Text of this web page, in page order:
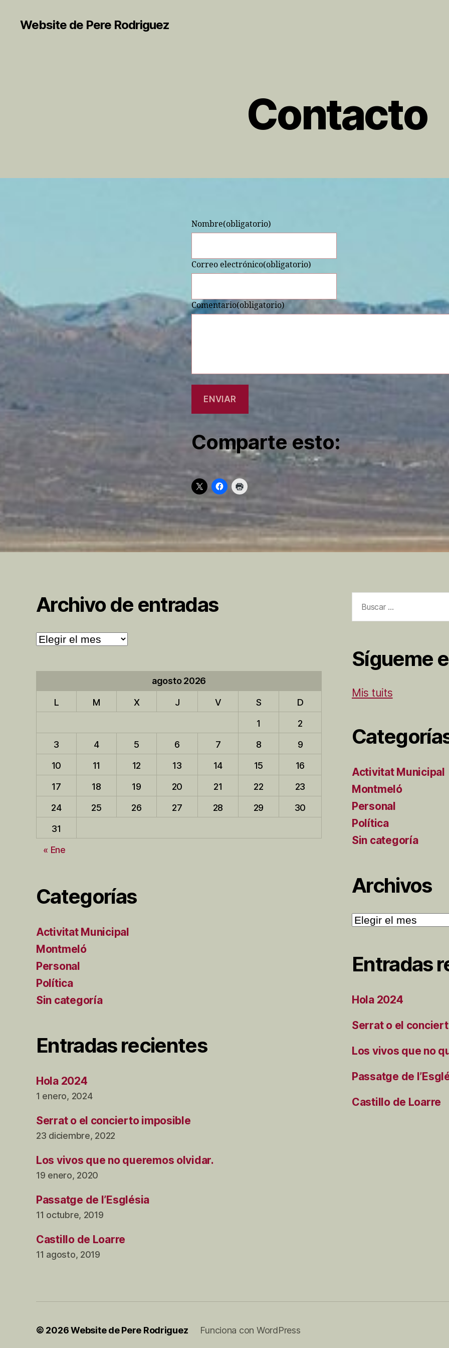
Website de Pere Rodriguez
Contacto
Nombre(obligatorio)
Correo electrónico(obligatorio)
Comentario(obligatorio)
ENVIAR
Comparte esto:
Archivo de entradas
Archivo
de
agosto 2026
L M X J V S
D
1
2
3
4 5 6 7 8
9
10
11 12 13 14 15
16
17
18 19 20 21 22
23
24
25 26 27 28 29
30
31
« Ene
Categorías
Activitat Municipal
Montmeló
Personal
Política
Sin categoría
Entradas recientes
Hola 2024
1 enero, 2024
Serrat o el concierto imposible
23 diciembre, 2022
Los vivos que no queremos olvidar.
19 enero, 2020
Passatge de l’Església
11 octubre, 2019
Castillo de Loarre
11 agosto, 2019
Sígueme
Mis tuits
Activitat Municipal
Montmeló
Personal
Política
Sin categoría
Archivos
Archivos
Entradas
Hola 2024
Serrat o el
Los vivos que no
Passatge de
Castillo de Loarre
© 2026Website de Pere Rodriguez Funciona con WordPress